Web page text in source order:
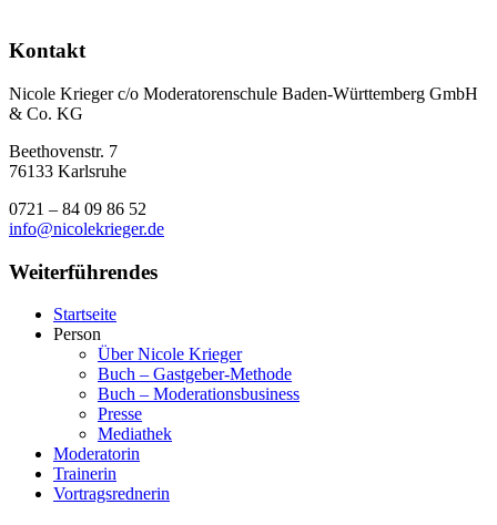
Kontakt
Nicole Krieger c/o Moderatorenschule Baden-Württemberg GmbH
& Co. KG
Beethovenstr. 7
76133 Karlsruhe
0721 – 84 09 86 52
info@nicolekrieger.de
Weiterführendes
Startseite
Person
Über Nicole Krieger
Buch – Gastgeber-Methode
Buch – Moderations­business
Presse
Mediathek
Moderatorin
Trainerin
Vortragsrednerin